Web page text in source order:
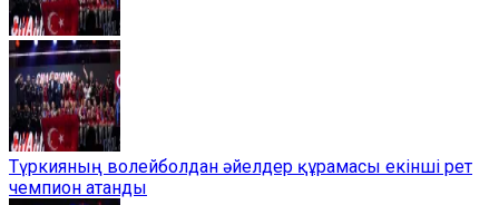
Түркияның волейболдан әйелдер құрамасы екінші рет
чемпион атанды